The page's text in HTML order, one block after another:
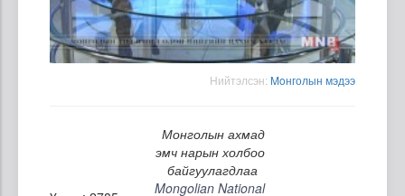
Нийтэлсэн: Moнголын мэдээ
Монголын ахмад
эмч нарын холбоо
байгуулагдлаа
Mongolian National